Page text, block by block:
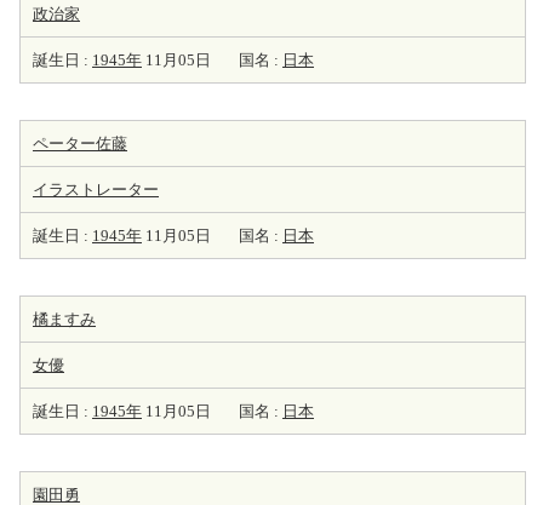
政治家
誕生日 : 1945年 11月05日 国名 : 日本
ペーター佐藤
イラストレーター
誕生日 : 1945年 11月05日 国名 : 日本
橘ますみ
女優
誕生日 : 1945年 11月05日 国名 : 日本
園田勇